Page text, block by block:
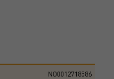
NO0012718586